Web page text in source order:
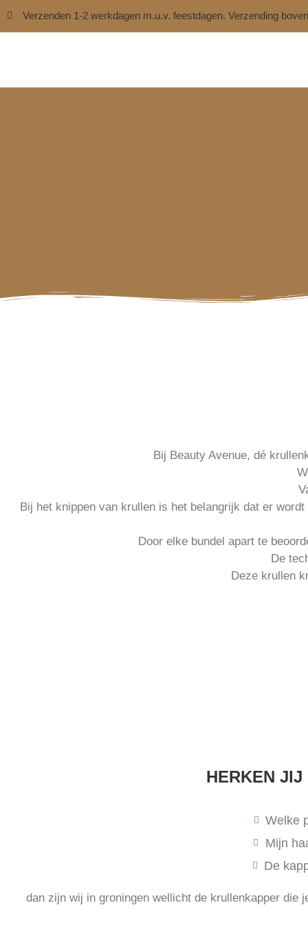
Verzenden 1-2 werkdagen m.u.v. feestdagen. Verzending
Bij Beauty Avenue, dé
Bij het knippen van krullen is het belangrijk dat er
Door elke bundel apart te
De
Deze krullen
HERKEN JIJ
Welke
Mijn
De
dan zijn wij in groningen wellicht de krullenkapper die